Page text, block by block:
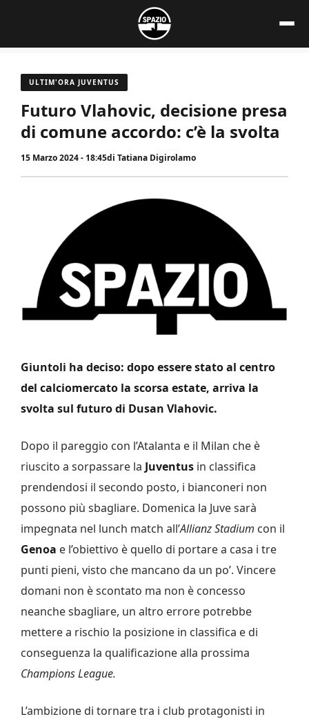
contenuto
ULTIM'ORA JUVENTUS
Futuro Vlahovic, decisione presa
di comune accordo: c’è la svolta
15 Marzo 2024 - 18:45di Tatiana Digirolamo
Giuntoli ha deciso: dopo essere stato al centro
del calciomercato la scorsa estate, arriva la
svolta sul futuro di Dusan Vlahovic.
Dopo il pareggio con l’Atalanta e il Milan che è
riuscito a sorpassare la Juventus in classifica
prendendosi il secondo posto, i bianconeri non
possono più sbagliare. Domenica la Juve sarà
impegnata nel lunch match all’Allianz Stadium con il
Genoa e l’obiettivo è quello di portare a casa i tre
punti pieni, visto che mancano da un po’. Vincere
domani non è scontato ma non è concesso
neanche sbagliare, un altro errore potrebbe
mettere a rischio la posizione in classifica e di
conseguenza la qualificazione alla prossima
Champions League.
L’ambizione di tornare tra i club protagonisti in